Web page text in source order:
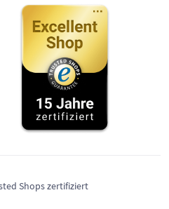
Shops zertifiziert